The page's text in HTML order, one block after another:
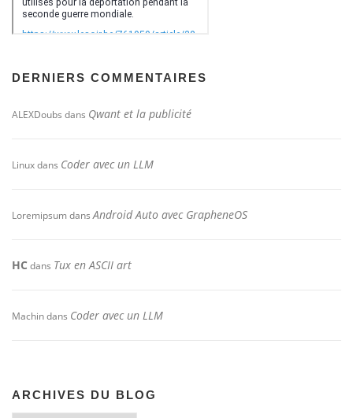
DERNIERS COMMENTAIRES
ALEXDoubs dans Qwant et la publicité
Linuxdans Coder avec un LLM
LoremipsumdansAndroid Auto avec GrapheneOS
HC dans Tux en ASCII art
Machindans Coder avec un LLM
ARCHIVES DU BLOG